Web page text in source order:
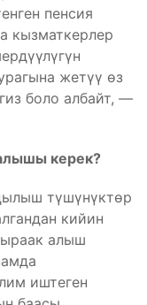
пенсия
кызматкерлер
жетүү өз
боло албайт, —
керек?
түшүнүктөр
кийин
алыш
иштеген